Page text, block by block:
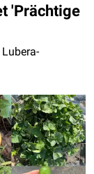
'Prächtige